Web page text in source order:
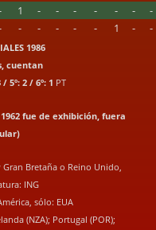
1 - - - - - -
-
- - - - - 1 - -
1986
cuentan
5º: 2 / 6º: 1 PT
fue de exhibición, fuera
Bretaña o Reino Unido,
ING
sólo: EUA
(NZA); Portugal (POR);